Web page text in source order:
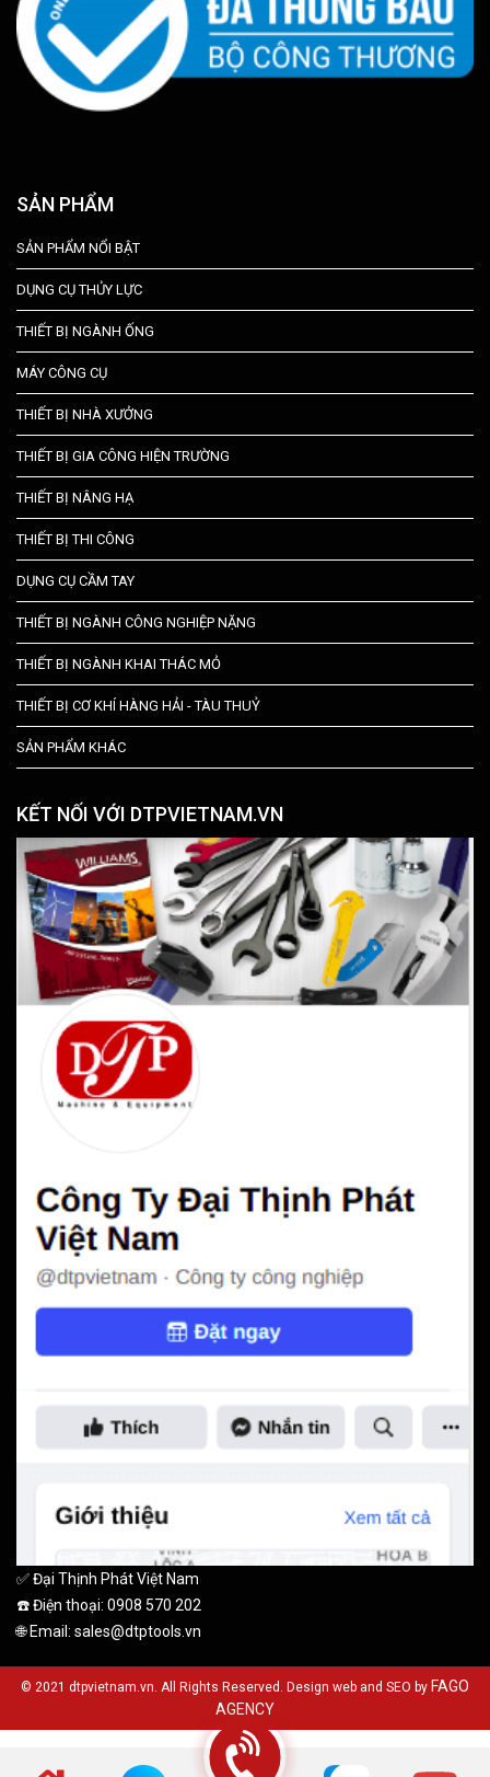
SẢN PHẨM
SẢN PHẨM NỔI BẬT
DỤNG CỤ THỦY LỰC
THIẾT BỊ NGÀNH ỐNG
MÁY CÔNG CỤ
THIẾT BỊ NHÀ XƯỞNG
THIẾT BỊ GIA CÔNG HIỆN TRƯỜNG
THIẾT BỊ NÂNG HẠ
THIẾT BỊ THI CÔNG
DỤNG CỤ CẦM TAY
THIẾT BỊ NGÀNH CÔNG NGHIỆP NẶNG
THIẾT BỊ NGÀNH KHAI THÁC MỎ
THIẾT BỊ CƠ KHÍ HÀNG HẢI - TÀU THUỶ
SẢN PHẨM KHÁC
KẾT NỐI VỚI DTPVIETNAM.VN
✅ Đại Thịnh Phát Việt Nam
☎️ Điện thoại: 0908 570 202
🌐 Email: sales@dtptools.vn
© 2021 dtpvietnam.vn. All Rights Reserved. Design web and SEO by FAGO
AGENCY